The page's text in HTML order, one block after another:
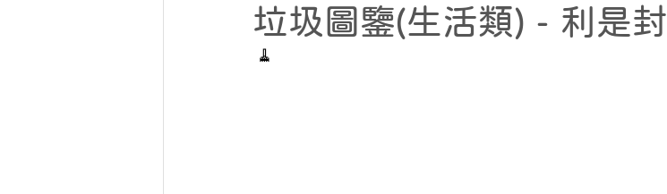
環保小貼士
垃圾圖鑒(生活類) - 利是封
🧹